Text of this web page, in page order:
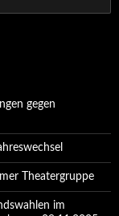
gegen
Theatergruppe
im